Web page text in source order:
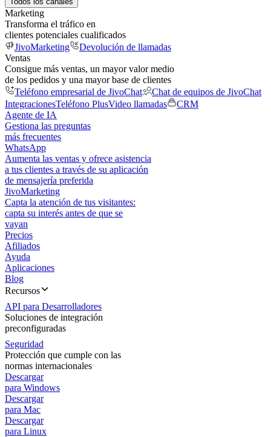
Marketing
Transforma el tráfico en
clientes potenciales cualificados
JivoMarketing
Devolución de llamadas
Ventas
Consigue más ventas, un mayor valor medio
de los pedidos y una mayor base de clientes
Teléfono empresarial de JivoChat
Chat de equipos de JivoChat
IntegracionesTeléfono PlusVideo llamadas
CRM
Agente de IA
Gestiona las preguntas
más frecuentes
WhatsApp
Aumenta las ventas y ofrece asistencia
a tus clientes a través de su aplicación
de mensajería preferida
JivoMarketing
Capta la atención de tus visitantes:
capta su interés antes de que se
vayan
Precios
Afiliados
Ayuda
Aplicaciones
Blog
Recursos
API para Desarrolladores
Soluciones de integración
preconfiguradas
Seguridad
Protección que cumple con las
normas internacionales
Descargar
para Windows
Descargar
para Mac
Descargar
para Linux